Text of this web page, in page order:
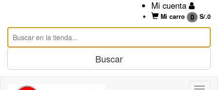
Mi cuenta
Mi carro 0 S/.0